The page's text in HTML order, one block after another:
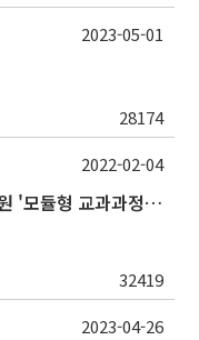
28174
2023-05-01
SNU Inno-Edu 프로젝트 보건대학원 '모듈형 교과과정' 안내(revised 2022/2/28)
32419
2022-02-04
2023-04-26